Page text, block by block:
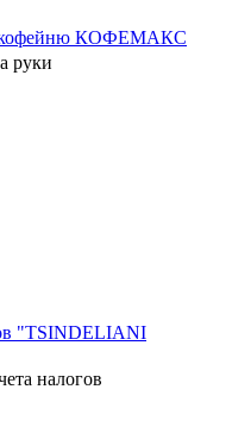
кофейню КОФЕМАКС
руки
"TSINDELIANI
налогов